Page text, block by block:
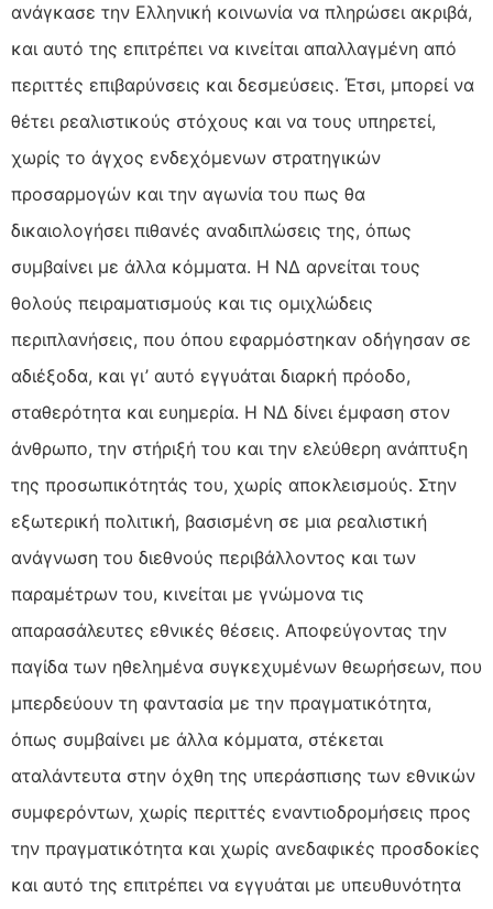
ανάγκασε την Ελληνική κοινωνία να πληρώσει ακριβά,
και αυτό της επιτρέπει να κινείται απαλλαγμένη από
περιττές επιβαρύνσεις και δεσμεύσεις. Έτσι, μπορεί να
θέτει ρεαλιστικούς στόχους και να τους υπηρετεί,
χωρίς το άγχος ενδεχόμενων στρατηγικών
προσαρμογών και την αγωνία του πως θα
δικαιολογήσει πιθανές αναδιπλώσεις της, όπως
συμβαίνει με άλλα κόμματα. Η ΝΔ αρνείται τους
θολούς πειραματισμούς και τις ομιχλώδεις
περιπλανήσεις, που όπου εφαρμόστηκαν οδήγησαν σε
αδιέξοδα, και γι’ αυτό εγγυάται διαρκή πρόοδο,
σταθερότητα και ευημερία. Η ΝΔ δίνει έμφαση στον
άνθρωπο, την στήριξή του και την ελεύθερη ανάπτυξη
της προσωπικότητάς του, χωρίς αποκλεισμούς. Στην
εξωτερική πολιτική, βασισμένη σε μια ρεαλιστική
ανάγνωση του διεθνούς περιβάλλοντος και των
παραμέτρων του, κινείται με γνώμονα τις
απαρασάλευτες εθνικές θέσεις. Αποφεύγοντας την
παγίδα των ηθελημένα συγκεχυμένων θεωρήσεων, που
μπερδεύουν τη φαντασία με την πραγματικότητα,
όπως συμβαίνει με άλλα κόμματα, στέκεται
αταλάντευτα στην όχθη της υπεράσπισης των εθνικών
συμφερόντων, χωρίς περιττές εναντιοδρομήσεις προς
την πραγματικότητα και χωρίς ανεδαφικές προσδοκίες
και αυτό της επιτρέπει να εγγυάται με υπευθυνότητα